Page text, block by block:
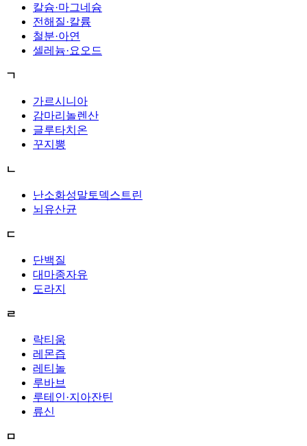
칼슘·마그네슘
전해질·칼륨
철분·아연
셀레늄·요오드
ㄱ
가르시니아
감마리놀렌산
글루타치온
꾸지뽕
ㄴ
난소화성말토덱스트린
뇌유산균
ㄷ
단백질
대마종자유
도라지
ㄹ
락티움
레몬즙
레티놀
루바브
루테인·지아잔틴
류신
ㅁ